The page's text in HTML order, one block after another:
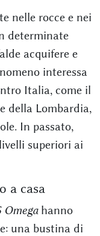
nelle rocce e nei
determinate
acquifere e
interessa
Italia, come il
della Lombardia,
In passato,
superiori ai
a casa
Omegahanno
una bustina di